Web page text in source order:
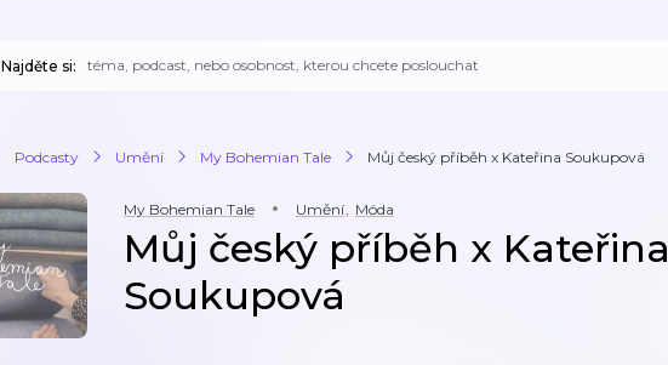
Najděte si:
Podcasty Umění My Bohemian Tale Můj český příběh x Kateřina Soukupová
My Bohemian Tale Umění, Móda
Můj český příběh x Kateřina
Soukupová